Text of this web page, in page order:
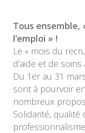
Tous
l’emploi » !
Le « mois du
d’aide et de
Du 1er au 31
sont à pourvoir
nombreux
Solidarité, qualité